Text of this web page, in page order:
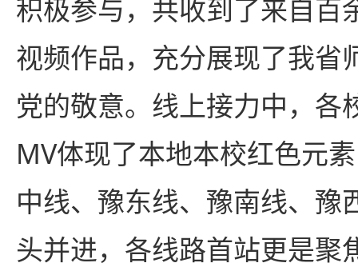
积极参与，共收到了来自百
视频作品，充分展现了我省
党的敬意。线上接力中，各
MV体现了本地本校红色元
中线、豫东线、豫南线、豫
头并进，各线路首站更是聚